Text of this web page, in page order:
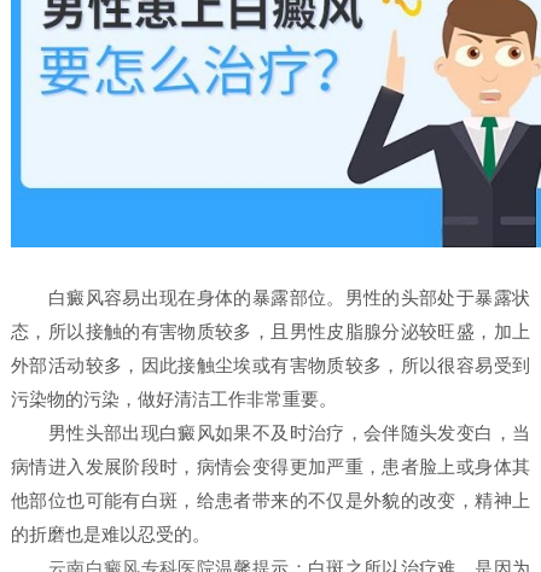
白癜风容易出现在身体的暴露部位。男性的头部处于暴露状
态，所以接触的有害物质较多，且男性皮脂腺分泌较旺盛，加上
外部活动较多，因此接触尘埃或有害物质较多，所以很容易受到
污染物的污染，做好清洁工作非常重要。
男性头部出现白癜风如果不及时治疗，会伴随头发变白，当
病情进入发展阶段时，病情会变得更加严重，患者脸上或身体其
他部位也可能有白斑，给患者带来的不仅是外貌的改变，精神上
的折磨也是难以忍受的。